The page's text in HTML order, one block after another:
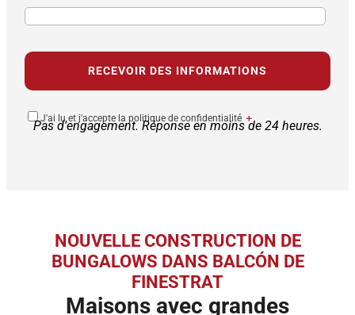
J'ai lu et j'accepte la politique de confidentialité ＋
Pas d'engagement. Réponse en moins de 24 heures.
NOUVELLE CONSTRUCTION DE
BUNGALOWS DANS BALCÓN DE
FINESTRAT
Maisons avec grandes